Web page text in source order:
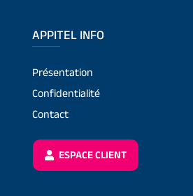
APPITEL INFO
Présentation
Confidentialité
Contact
ESPACE CLIENT